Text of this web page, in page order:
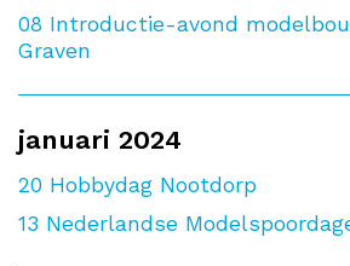
08 Introductie-avond
Graven
januari 2024
20 Hobbydag Nootdorp
13 Nederlandse